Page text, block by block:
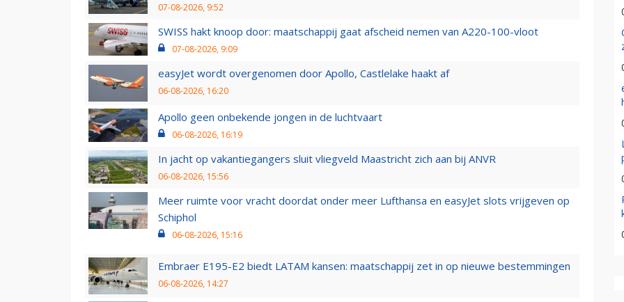
07-08-2026, 9:52
SWISS hakt knoop door: maatschappij gaat afscheid nemen van A220-100-vloot
07-08-2026, 9:09
easyJet wordt overgenomen door Apollo, Castlelake haakt af
06-08-2026, 16:20
Apollo geen onbekende jongen in de luchtvaart
06-08-2026, 16:19
In jacht op vakantiegangers sluit vliegveld Maastricht zich aan bij ANVR
06-08-2026, 15:56
Meer ruimte voor vracht doordat onder meer Lufthansa en easyJet slots vrijgeven op
Schiphol
06-08-2026, 15:16
Embraer E195-E2 biedt LATAM kansen: maatschappij zet in op nieuwe bestemmingen
06-08-2026, 14:27